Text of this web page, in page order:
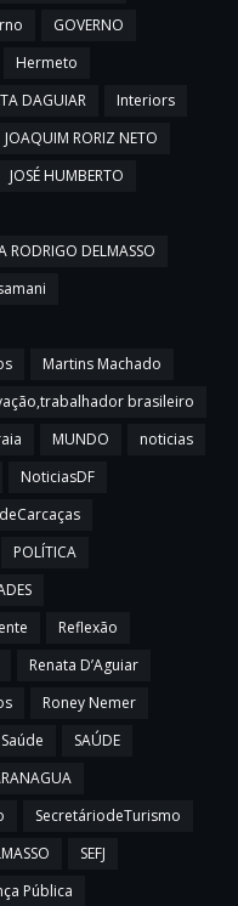
GOVERNO
Hermeto
DAGUIAR
Interiors
JOAQUIM RORIZ NETO
JOSÉ HUMBERTO
RODRIGO DELMASSO
Martins Machado
brasileiro
MUNDO
noticias
NoticiasDF
POLÍTICA
Reflexão
Renata D’Aguiar
Roney Nemer
Saúde
SAÚDE
SecretáriodeTurismo
SEFJ
Pública